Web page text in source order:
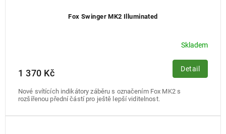
Fox Swinger MK2 Illuminated
Skladem
1 370 Kč Detail
Nové svítících indikátory záběru s označením Fox MK2 s
rozšířenou přední částí pro ještě lepší viditelnost.